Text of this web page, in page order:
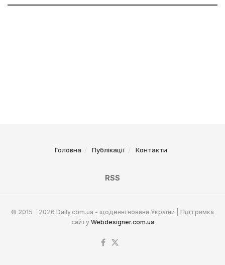
Головна Публікації Контакти
RSS
© 2015 - 2026 Daily.com.ua - щоденні новини України | Підтримка
сайту Webdesigner.com.ua